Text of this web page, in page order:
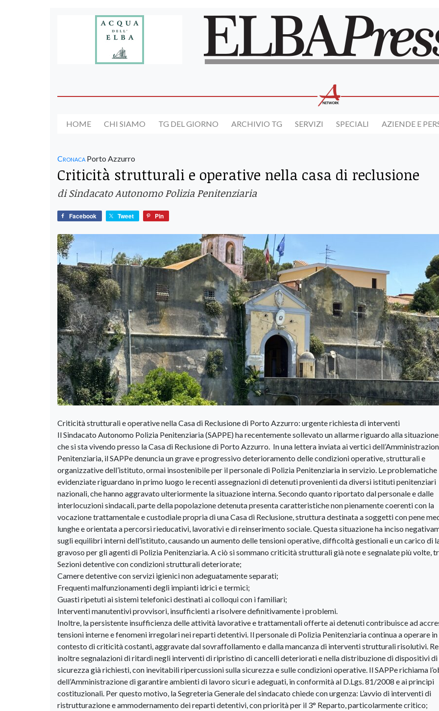
HOME CHI SIAMO TG DEL GIORNO ARCHIVIO TG SERVIZI SPECIALI AZIENDE E
Cronaca Porto Azzurro
Criticità strutturali e operative nella casa di reclusione
di Sindacato Autonomo Polizia Penitenziaria
Facebook Tweet Pin
Criticità strutturali e operative nella Casa di Reclusione di Porto Azzurro: urgente richiesta di interventi
Il Sindacato Autonomo Polizia Penitenziaria (SAPPE) ha recentemente sollevato un allarme riguardo alla
che si sta vivendo presso la Casa di Reclusione di Porto Azzurro. In una lettera inviata ai vertici
Penitenziaria, il SAPPe denuncia un grave e progressivo deterioramento delle condizioni operative, strutturali e
organizzative dell’istituto, ormai insostenibile per il personale di Polizia Penitenziaria in servizio. Le problematiche
evidenziate riguardano in primo luogo le recenti assegnazioni di detenuti provenienti da diversi istituti penitenziari
nazionali, che hanno aggravato ulteriormente la situazione interna. Secondo quanto riportato dal personale e dalle
interlocuzioni sindacali, parte della popolazione detenuta presenta caratteristiche non pienamente coerenti con la
vocazione trattamentale e custodiale propria di una Casa di Reclusione, struttura destinata a soggetti con pene
lunghe e orientata a percorsi rieducativi, lavorativi e di reinserimento sociale. Questa situazione ha inciso
sugli equilibri interni dell’istituto, causando un aumento delle tensioni operative, difficoltà gestionali e un carico di
gravoso per gli agenti di Polizia Penitenziaria. A ciò si sommano criticità strutturali già note e segnalate più volte,
Sezioni detentive con condizioni strutturali deteriorate;
Camere detentive con servizi igienici non adeguatamente separati;
Frequenti malfunzionamenti degli impianti idrici e termici;
Guasti ripetuti ai sistemi telefonici destinati ai colloqui con i familiari;
Interventi manutentivi provvisori, insufficienti a risolvere definitivamente i problemi.
Inoltre, la persistente insufficienza delle attività lavorative e trattamentali offerte ai detenuti contribuisce ad
tensioni interne e fenomeni irregolari nei reparti detentivi. Il personale di Polizia Penitenziaria continua a operare in
contesto di criticità costanti, aggravate dal sovraffollamento e dalla mancanza di interventi strutturali risolutivi.
inoltre segnalazioni di ritardi negli interventi di ripristino di cancelli deteriorati e nella distribuzione di dispositivi di
sicurezza già richiesti, con inevitabili ripercussioni sulla sicurezza e sulle condizioni operative. Il SAPPe richiama
dell’Amministrazione di garantire ambienti di lavoro sicuri e adeguati, in conformità al D.Lgs. 81/2008 e ai principi
costituzionali. Per questo motivo, la Segreteria Generale del sindacato chiede con urgenza: L’avvio di interventi di
ristrutturazione e ammodernamento dei reparti detentivi, con priorità per il 3° Reparto, particolarmente critico;